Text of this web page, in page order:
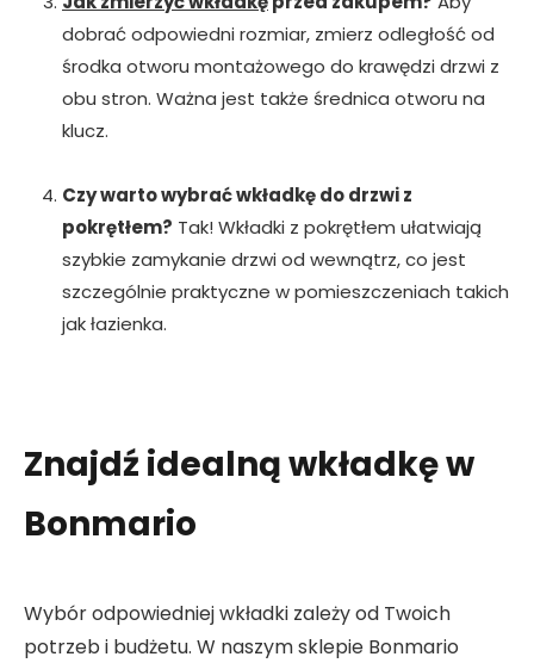
dobrać odpowiedni rozmiar, zmierz odległość od
środka otworu montażowego do krawędzi drzwi z
obu stron. Ważna jest także średnica otworu na
klucz.
Czy warto wybrać wkładkę do drzwi z
pokrętłem? Tak! Wkładki z pokrętłem ułatwiają
szybkie zamykanie drzwi od wewnątrz, co jest
szczególnie praktyczne w pomieszczeniach takich
jak łazienka.
Znajdź idealną wkładkę w
Bonmario
Wybór odpowiedniej wkładki zależy od Twoich
potrzeb i budżetu. W naszym sklepie Bonmario